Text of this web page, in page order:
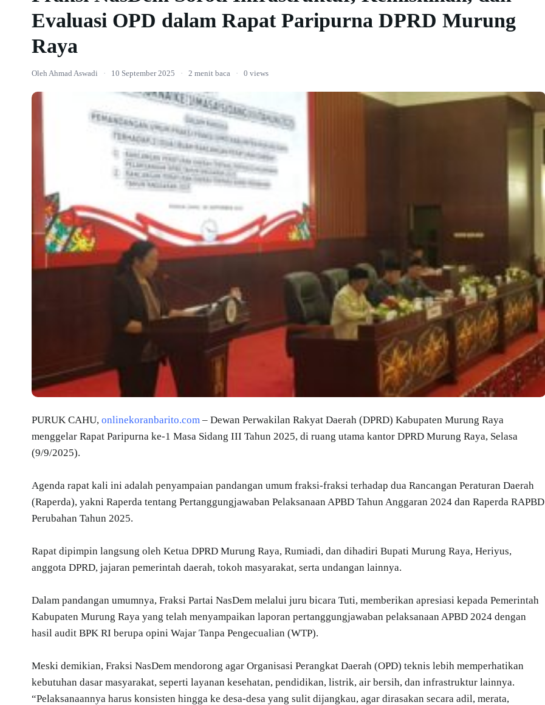
Evaluasi OPD dalam Rapat Paripurna DPRD Murung
Raya
Oleh Ahmad Aswadi · 10 September 2025 · 2 menit baca · 0 views
PURUK CAHU, onlinekoranbarito.com – Dewan Perwakilan Rakyat Daerah (DPRD) Kabupaten Murung Raya
menggelar Rapat Paripurna ke-1 Masa Sidang III Tahun 2025, di ruang utama kantor DPRD Murung Raya, Selasa
(9/9/2025).
Agenda rapat kali ini adalah penyampaian pandangan umum fraksi-fraksi terhadap dua Rancangan Peraturan Daerah
(Raperda), yakni Raperda tentang Pertanggungjawaban Pelaksanaan APBD Tahun Anggaran 2024 dan Raperda RAPBD
Perubahan Tahun 2025.
Rapat dipimpin langsung oleh Ketua DPRD Murung Raya, Rumiadi, dan dihadiri Bupati Murung Raya, Heriyus,
anggota DPRD, jajaran pemerintah daerah, tokoh masyarakat, serta undangan lainnya.
Dalam pandangan umumnya, Fraksi Partai NasDem melalui juru bicara Tuti, memberikan apresiasi kepada Pemerintah
Kabupaten Murung Raya yang telah menyampaikan laporan pertanggungjawaban pelaksanaan APBD 2024 dengan
hasil audit BPK RI berupa opini Wajar Tanpa Pengecualian (WTP).
Meski demikian, Fraksi NasDem mendorong agar Organisasi Perangkat Daerah (OPD) teknis lebih memperhatikan
kebutuhan dasar masyarakat, seperti layanan kesehatan, pendidikan, listrik, air bersih, dan infrastruktur lainnya.
“Pelaksanaannya harus konsisten hingga ke desa-desa yang sulit dijangkau, agar dirasakan secara adil, merata,